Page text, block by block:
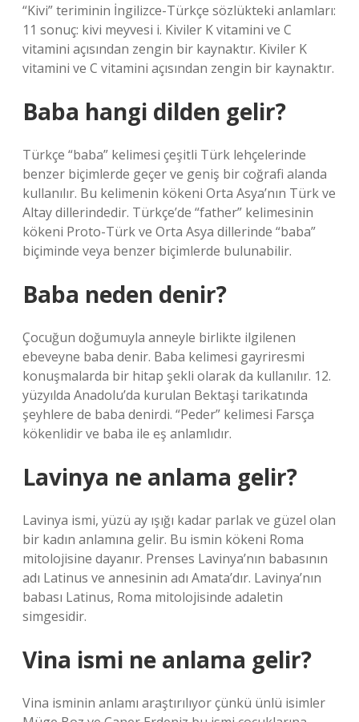
“Kivi” teriminin İngilizce-Türkçe sözlükteki anlamları:
11 sonuç: kivi meyvesi i. Kiviler K vitamini ve C
vitamini açısından zengin bir kaynaktır. Kiviler K
vitamini ve C vitamini açısından zengin bir kaynaktır.
Baba hangi dilden gelir?
Türkçe “baba” kelimesi çeşitli Türk lehçelerinde
benzer biçimlerde geçer ve geniş bir coğrafi alanda
kullanılır. Bu kelimenin kökeni Orta Asya’nın Türk ve
Altay dillerindedir. Türkçe’de “father” kelimesinin
kökeni Proto-Türk ve Orta Asya dillerinde “baba”
biçiminde veya benzer biçimlerde bulunabilir.
Baba neden denir?
Çocuğun doğumuyla anneyle birlikte ilgilenen
ebeveyne baba denir. Baba kelimesi gayriresmi
konuşmalarda bir hitap şekli olarak da kullanılır. 12.
yüzyılda Anadolu’da kurulan Bektaşi tarikatında
şeyhlere de baba denirdi. “Peder” kelimesi Farsça
kökenlidir ve baba ile eş anlamlıdır.
Lavinya ne anlama gelir?
Lavinya ismi, yüzü ay ışığı kadar parlak ve güzel olan
bir kadın anlamına gelir. Bu ismin kökeni Roma
mitolojisine dayanır. Prenses Lavinya’nın babasının
adı Latinus ve annesinin adı Amata’dır. Lavinya’nın
babası Latinus, Roma mitolojisinde adaletin
simgesidir.
Vina ismi ne anlama gelir?
Vina isminin anlamı araştırılıyor çünkü ünlü isimler